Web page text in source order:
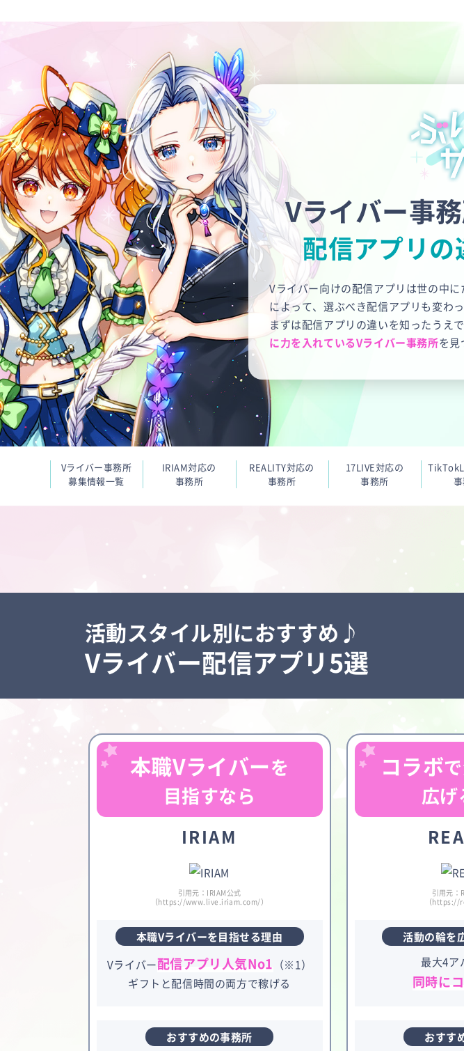
Vライバー事
配信アプリの
Vライバー向けの配信アプリは世の中
によって、選ぶべき配信アプリも変わっ
まずは配信アプリの違いを知ったうえで
に力を入れているVライバー事務所を見
Vライバー事務所
募集情報一覧
IRIAM対応の
事務所
REALITY対応の
事務所
17LIVE対応の
事務所
活動スタイル別におすすめ♪
Vライバー配信アプリ5選
本職Vライバーを
目指すなら
IRIAM
引用元：IRIAM公式
（https://www.live.iriam.com/）
本職Vライバーを目指せる理由
Vライバー配信アプリ人気No1 （※1）
ギフトと配信時間の両方で稼げる
おすすめの事務所
コラボ
広げ
引用元：
（https://
活動の輪を
最大4ア
同時に
おすす